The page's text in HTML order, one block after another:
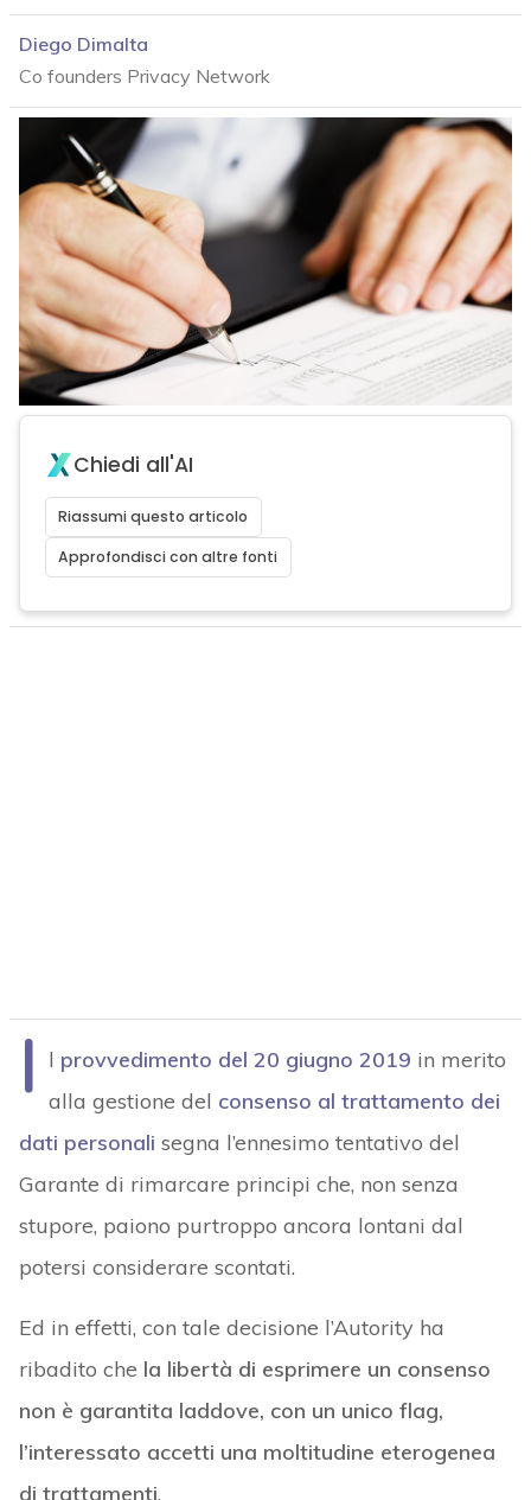
Diego Dimalta
Co founders Privacy Network
Chiedi all'AI
Riassumi questo articolo
Approfondisci con altre fonti
I l provvedimento del 20 giugno 2019 in merito
alla gestione del consenso al trattamento dei
dati personali segna l’ennesimo tentativo del
Garante di rimarcare principi che, non senza
stupore, paiono purtroppo ancora lontani dal
potersi considerare scontati.
Ed in effetti, con tale decisione l’Autority ha
ribadito che la libertà di esprimere un consenso
non è garantita laddove, con un unico flag,
l’interessato accetti una moltitudine eterogenea
di trattamenti.